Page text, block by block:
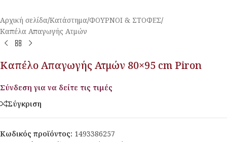
Αρχική σελίδα/Κατάστημα/ΦΟΥΡΝΟΙ & ΣΤΟΦΕΣ/
Καπέλα Απαγωγής Ατμών
Καπέλο Απαγωγής Ατμών 80×95 cm Piron
Σύνδεση για να δείτε τις τιμές
Σύγκριση
Κωδικός προϊόντος: 1493386257